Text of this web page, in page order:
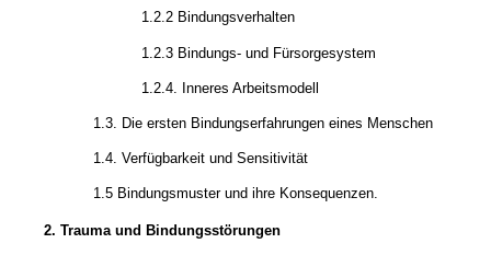
1.2.2 Bindungsverhalten
1.2.3 Bindungs- und Fürsorgesystem
1.2.4. Inneres Arbeitsmodell
1.3. Die ersten Bindungserfahrungen eines Menschen
1.4. Verfügbarkeit und Sensitivität
1.5 Bindungsmuster und ihre Konsequenzen.
2. Trauma und Bindungsstörungen